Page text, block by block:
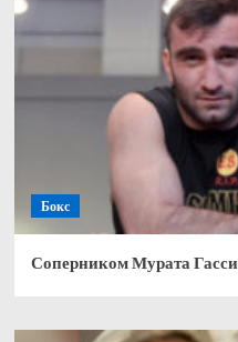
Бокс
Соперником Мурата